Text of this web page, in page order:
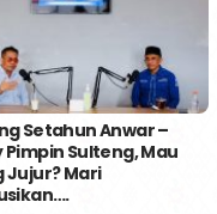
Setahun Anwar –
Pimpin Sulteng, Mau
Jujur? Mari